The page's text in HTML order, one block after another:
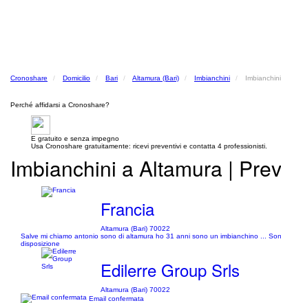
Cronoshare Domicilio Bari Altamura (Bari) Imbianchini
Perché affidarsi a Cronoshare?
E gratuito e senza impegno
Usa Cronoshare gratuitamente: ricevi preventivi e contatta 4 professionisti.
Imbianchini a Altamura |
Francia
Altamura (Bari) 70022
Salve mi chiamo antonio sono di altamura ho 31 anni sono un imbianchino ...
disposizione
Edilerre Group Srls
Altamura (Bari) 70022
Email confermata